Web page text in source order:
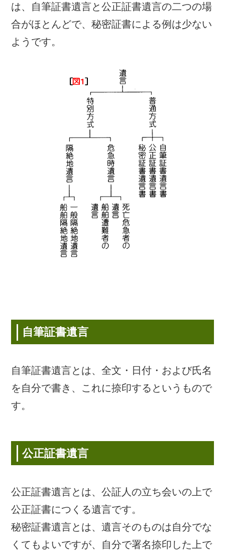
は、自筆証書遺言と公正証書遺言の二つの場
合がほとんどで、秘密証書による例は少ない
ようです。
自筆証書遺言
自筆証書遺言とは、全文・日付・および氏名
を自分で書き、これに捺印するというもので
す。
公正証書遺言
公正証書遺言とは、公証人の立ち会いの上で
公正証書につくる遺言です。
秘密証書遺言とは、遺言そのものは自分でな
くてもよいですが、自分で署名捺印した上で